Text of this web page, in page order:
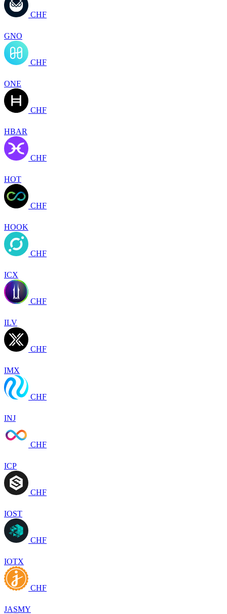
CHF
GNO
CHF
ONE
CHF
HBAR
CHF
HOT
CHF
HOOK
CHF
ICX
CHF
ILV
CHF
IMX
CHF
INJ
CHF
ICP
CHF
IOST
CHF
IOTX
CHF
JASMY